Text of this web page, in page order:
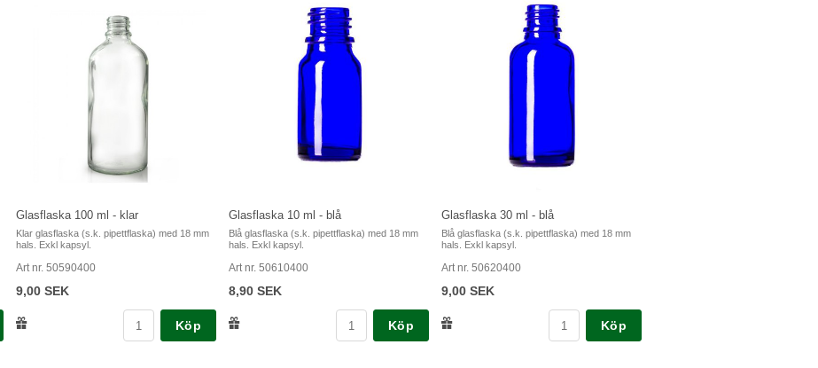
Glasflaska 100 ml - klar
Klar glasflaska (s.k. pipettflaska) med 18 mm
hals. Exkl kapsyl.
Art nr. 50590400
9,00 SEK
Köp
Glasflaska 10 ml - blå
Blå glasflaska (s.k. pipettflaska) med 18 mm
hals. Exkl kapsyl.
Art nr. 50610400
8,90 SEK
Köp
Glasflaska 30 ml - blå
Blå glasflaska (s.k. pipettflaska) med 18 mm
hals. Exkl kapsyl.
Art nr. 50620400
9,00 SEK
Köp